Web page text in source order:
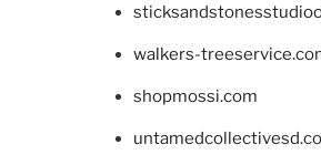
walkers-
shopmossi.com